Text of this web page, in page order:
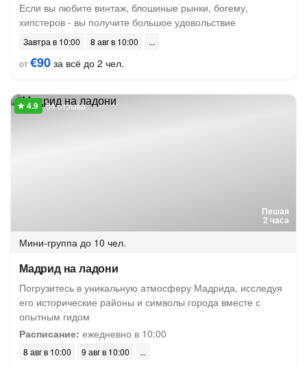
Если вы любите винтаж, блошиные рынки, богему,
хипстеров - вы получите большое удовольствие
Завтра в 10:00
8 авг в 10:00
от€90 за всё до 2 чел.
Пешая
2 часа
54 отзыва
Мини-группа до 10 чел.
Мадрид на ладони
Погрузитесь в уникальную атмосферу Мадрида, исследуя
его исторические районы и символы города вместе с
опытным гидом
Расписание: ежедневно в 10:00
8 авг в 10:00 9 авг в 10:00